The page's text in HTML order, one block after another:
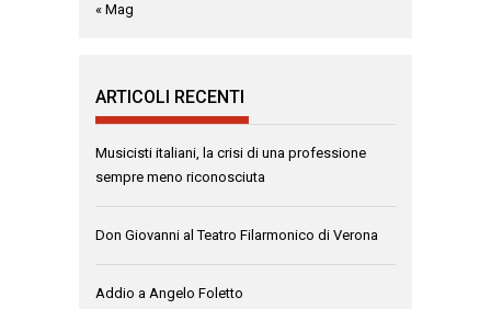
« Mag
ARTICOLI RECENTI
Musicisti italiani, la crisi di una professione
sempre meno riconosciuta
Don Giovanni al Teatro Filarmonico di Verona
Addio a Angelo Foletto